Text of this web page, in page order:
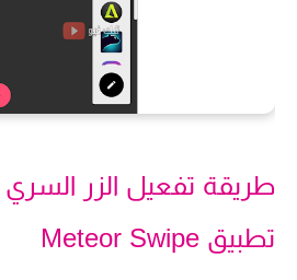
طريقة تفعيل الزر
تطبيق Meteor Swipe